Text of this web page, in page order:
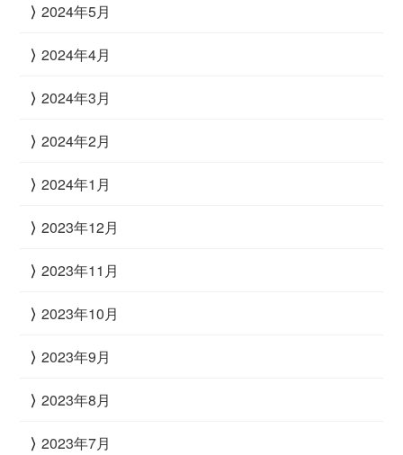
2024年5月
2024年4月
2024年3月
2024年2月
2024年1月
2023年12月
2023年11月
2023年10月
2023年9月
2023年8月
2023年7月